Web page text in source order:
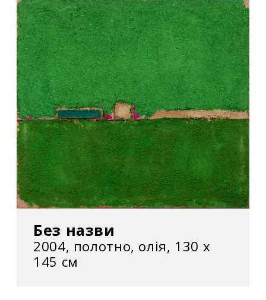
Без назви
2004, полотно, олія, 130 х
145 см